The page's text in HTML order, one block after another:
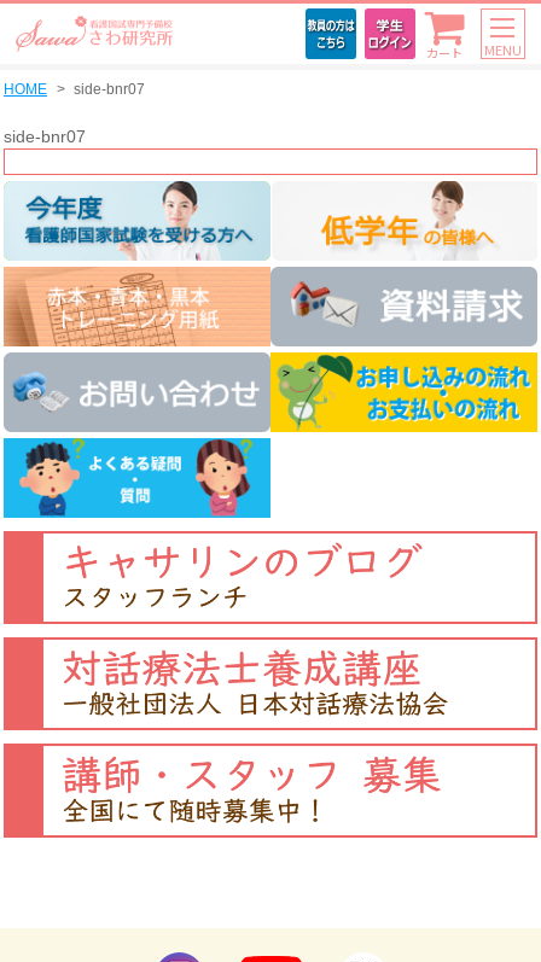
カート MENU
HOME side-bnr07
side-bnr07